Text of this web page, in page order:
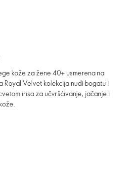
kože za žene 40+ usmerena na
Royal Velvet kolekcija nudi bogatu i
irisa za učvršćivanje, jačanje i